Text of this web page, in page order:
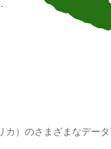
カ）のさまざまなデー